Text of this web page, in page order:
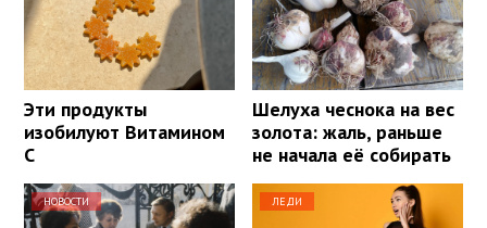
Эти продукты
изобилуют Витамином
С
Шелуха чеснока на вес
золота: жаль, раньше
не начала её собирать
НОВОСТИ ЛЕДИ